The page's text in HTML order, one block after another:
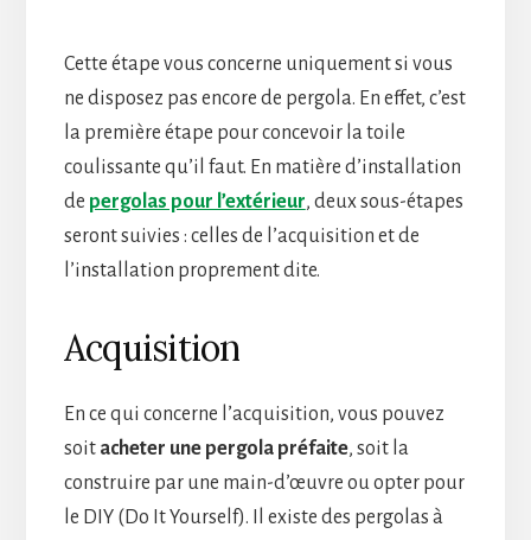
Cette étape vous concerne uniquement si vous
ne disposez pas encore de pergola. En effet, c’est
la première étape pour concevoir la toile
coulissante qu’il faut. En matière d’installation
de pergolas pour l’extérieur, deux sous-étapes
seront suivies : celles de l’acquisition et de
l’installation proprement dite.
Acquisition
En ce qui concerne l’acquisition, vous pouvez
soit acheter une pergola préfaite, soit la
construire par une main-d’œuvre ou opter pour
le DIY (Do It Yourself). Il existe des pergolas à